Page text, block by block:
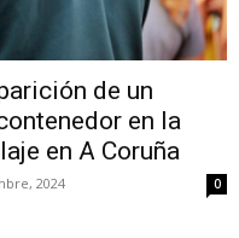
de un
en la
en A Coruña
2024 0